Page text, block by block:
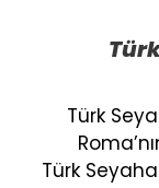
Türk
Türk